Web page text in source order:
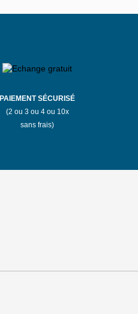
PAIEMENT SÉCURISÉ
(2 ou 3 ou 4 ou 10x
sans frais)